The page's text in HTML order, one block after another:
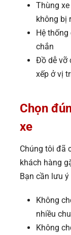
Thùng
không bị
Hệ
chắn
Đồ dễ vỡ
xếp ở vị
Chọn
xe
Chúng tôi đã
khách hàng
Bạn cần lưu
Không
nhiều
Không